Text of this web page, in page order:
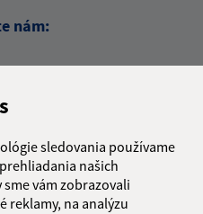
sledovania používame
našich
vám zobrazovali
reklamy, na analýzu
nám: